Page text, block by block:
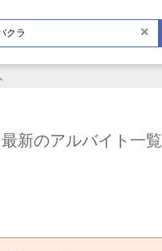
×
新のアルバイト一覧